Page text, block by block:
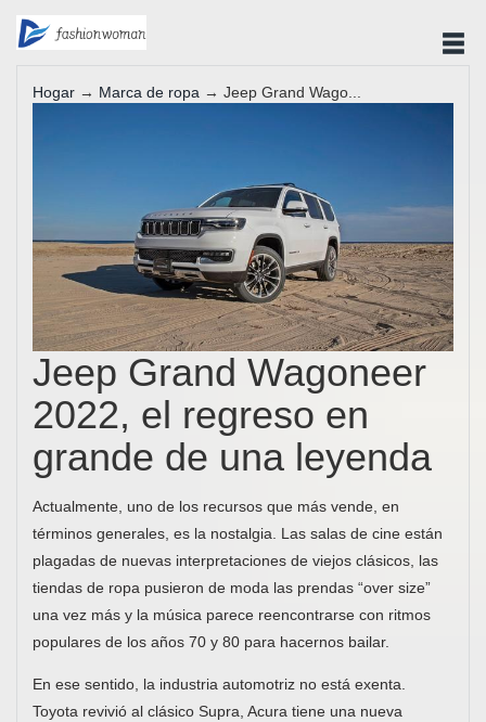
Hogar → Marca de ropa → Jeep Grand Wago...
Jeep Grand Wagoneer
2022, el regreso en
grande de una leyenda
Actualmente, uno de los recursos que más vende, en
términos generales, es la nostalgia. Las salas de cine están
plagadas de nuevas interpretaciones de viejos clásicos, las
tiendas de ropa pusieron de moda las prendas “over size”
una vez más y la música parece reencontrarse con ritmos
populares de los años 70 y 80 para hacernos bailar.
En ese sentido, la industria automotriz no está exenta.
Toyota revivió al clásico Supra, Acura tiene una nueva